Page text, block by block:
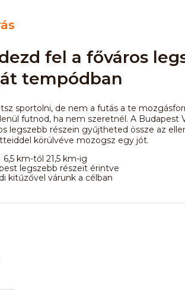
fel a főváros
tempódban
sportolni, de nem a futás a te
futnod, ha nem szeretnél. A Budapest
legszebb részein gyűjtheted össze az
körülvéve mozogsz egy jót.
6,5 km-től 21,5 km-ig
legszebb részeit érintve
kitűzővel várunk a célban